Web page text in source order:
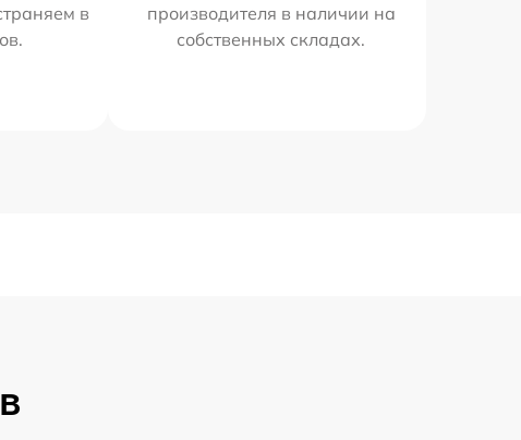
в
производителя в наличии на
собственных складах.